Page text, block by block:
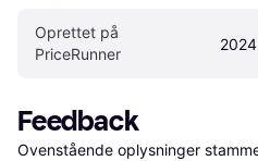
Oprettet på
PriceRunner
Feedback
Ovenstående oplysninger